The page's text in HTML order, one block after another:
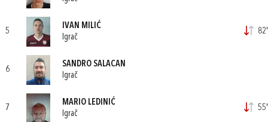
5
IVAN MILIĆ
Igrač
82'
6
SANDRO SALACAN
Igrač
7
MARIO LEDINIĆ
Igrač
55'